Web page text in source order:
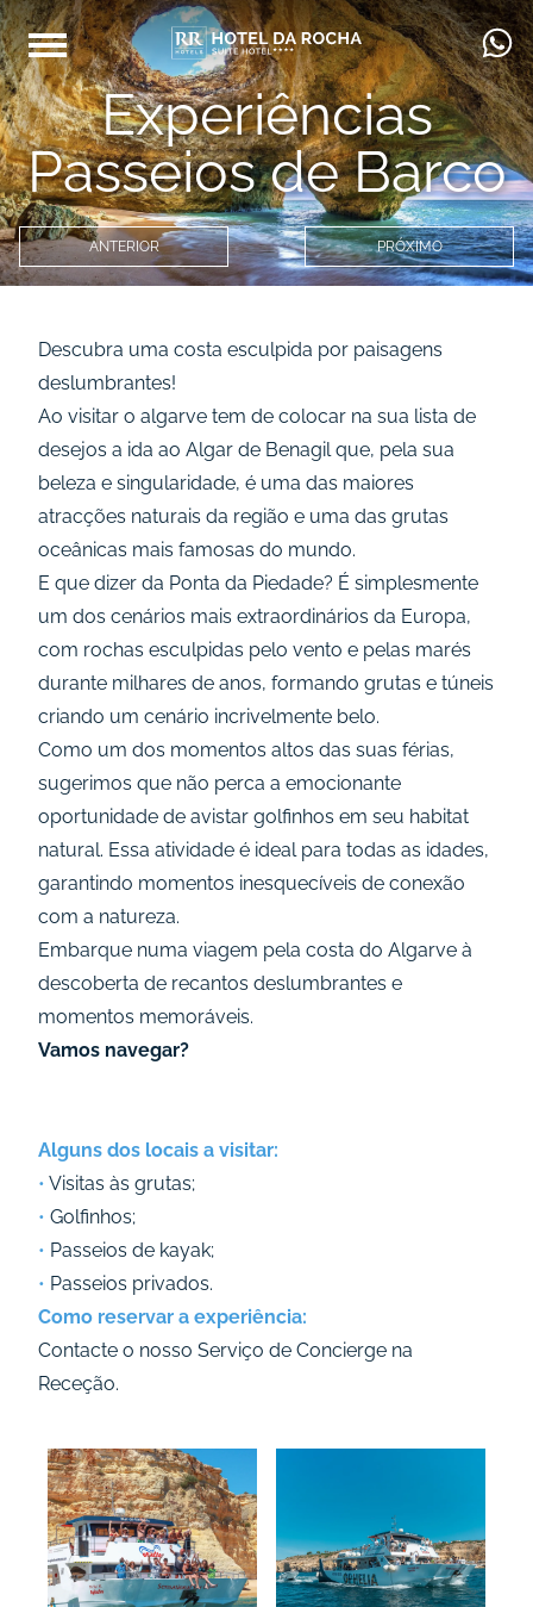
Experiências
Passeios de Barco
ANTERIOR PRÓXIMO
Descubra uma costa esculpida por paisagens
deslumbrantes!
Ao visitar o algarve tem de colocar na sua lista de
desejos a ida ao Algar de Benagil que, pela sua
beleza e singularidade, é uma das maiores
atracções naturais da região e uma das grutas
oceânicas mais famosas do mundo.
E que dizer da Ponta da Piedade? É simplesmente
um dos cenários mais extraordinários da Europa,
com rochas esculpidas pelo vento e pelas marés
durante milhares de anos, formando grutas e túneis
criando um cenário incrivelmente belo.
Como um dos momentos altos das suas férias,
sugerimos que não perca a emocionante
oportunidade de avistar golfinhos em seu habitat
natural. Essa atividade é ideal para todas as idades,
garantindo momentos inesquecíveis de conexão
com a natureza.
Embarque numa viagem pela costa do Algarve à
descoberta de recantos deslumbrantes e
momentos memoráveis.
Vamos navegar?
Alguns dos locais a visitar:
• Visitas às grutas;
• Golfinhos;
• Passeios de kayak;
• Passeios privados.
Como reservar a experiência:
Contacte o nosso Serviço de Concierge na
Receção.